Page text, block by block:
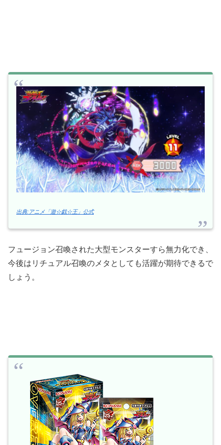
出典:アニメ「遊☆戯☆王」公式
フュージョン召喚された大型モンスターすら無力化でき、
今後はリチュアル召喚のメタとしても活躍が期待できるで
しょう。